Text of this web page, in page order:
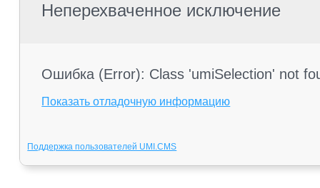
Неперехваченное исключение
Ошибка (Error): Class 'umiSelection' not
Показать отладочную информацию
Поддержка пользователей UMI.CMS